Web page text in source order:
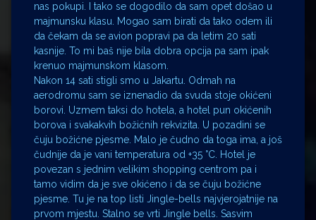
nas pokupi. I tako se dogodilo da sam opet došao u
majmunsku klasu. Mogao sam birati da tako odem ili
da čekam da se avion popravi pa da letim 20 sati
kasnije. To mi baš nije bila dobra opcija pa sam ipak
krenuo majmunskom klasom.
Nakon 14 sati stigli smo u Jakartu. Odmah na
aerodromu sam se iznenadio da svuda stoje okićeni
borovi. Uzmem taksi do hotela, a hotel pun okićenih
borova i svakakvih božićnih rekvizita. U pozadini se
čuju božićne pjesme. Malo je čudno da toga ima, a još
čudnije da je vani temperatura od +35 °C. Hotel je
povezan s jednim velikim shopping centrom pa i
tamo vidim da je sve okićeno i da se čuju božićne
pjesme. Tu je na top listi Jingle-bells najvjerojatnije na
prvom mjestu. Stalno se vrti Jingle bells. Sasvim